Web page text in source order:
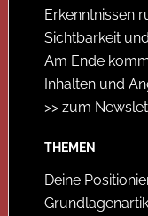
Erkenntnissen
Sichtbarkeit
Am Ende
Inhalten und
>> zum
THEMEN
Deine